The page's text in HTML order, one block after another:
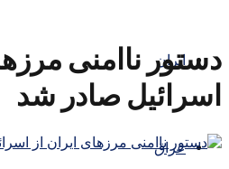
ایران
عراق
دستور ناامنی
اسرائیل صادر شد